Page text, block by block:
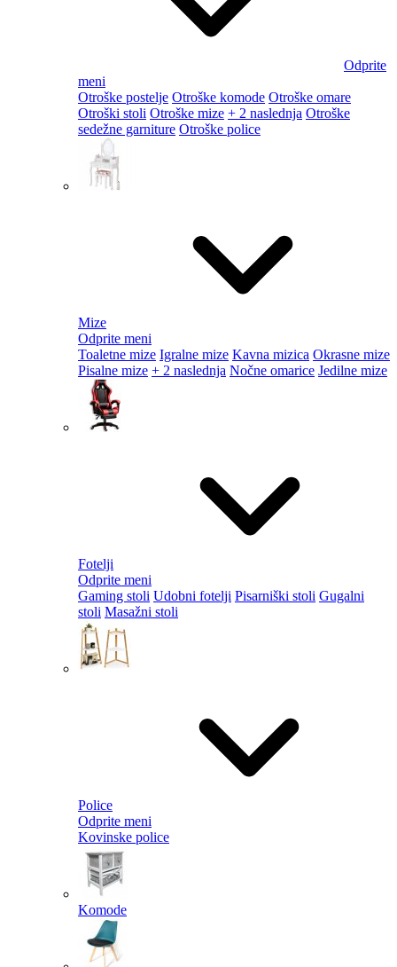
Odprite
meni
Otroške postelje Otroške komode Otroške omare
Otroški stoli Otroške mize + 2 naslednja Otroške
sedežne garniture Otroške police
Mize
Odprite meni
Toaletne mize Igralne mize Kavna mizica Okrasne mize
Pisalne mize + 2 naslednja Nočne omarice Jedilne mize
Fotelji
Odprite meni
Gaming stoli Udobni fotelji Pisarniški stoli Gugalni
stoli Masažni stoli
Police
Odprite meni
Kovinske police
Komode